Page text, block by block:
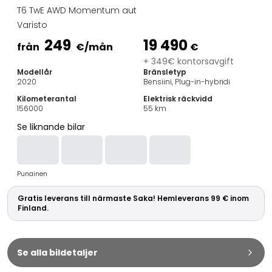
Kombibilar
Stadsbilar
Dragfordon
Kommersiella fordon
Auktionsbilar
Prisvärda bilar
Bilmärken
Audi
BMW
Kia
Mercedes-Benz
Polestar
Skoda
Tesla
Toyota
T6 TwE AWD Momentum aut
Varisto
från 249 €/mån 19 490 €
+ 349€ kontorsavgift
Modellår
2020
Bränsletyp
Bensiini, Plug-in-hybridi
Kilometerantal
156000
Elektrisk räckvidd
55 km
Se liknande bilar
Punainen
Gratis leverans till närmaste Saka! Hemleverans 99 € inom
Finland.
Se alla bildetaljer